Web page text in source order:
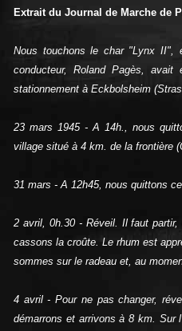
Extrait du Journal de Marche de
Nous touchons le char "Lynx II",
conducteur, Roland Pagès,
stationnement à Eckbolsheim
23 mars 1945 ‑ A 14h., nous
village situé à 4 km. de la frontière
31 mars ‑ A 12h45, nous quittons
2 avril, 0h.30 ‑ Réveil. Il faut
cassons la croûte. Le rhum est
sommes sur le radeau et, au
4 avril ‑ Pour ne pas changer,
démarrons et arrivons à 8 km. Sur